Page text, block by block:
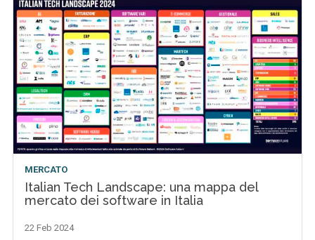
MERCATO
Italian Tech Landscape: una mappa del
mercato dei software in Italia
22 Feb 2024